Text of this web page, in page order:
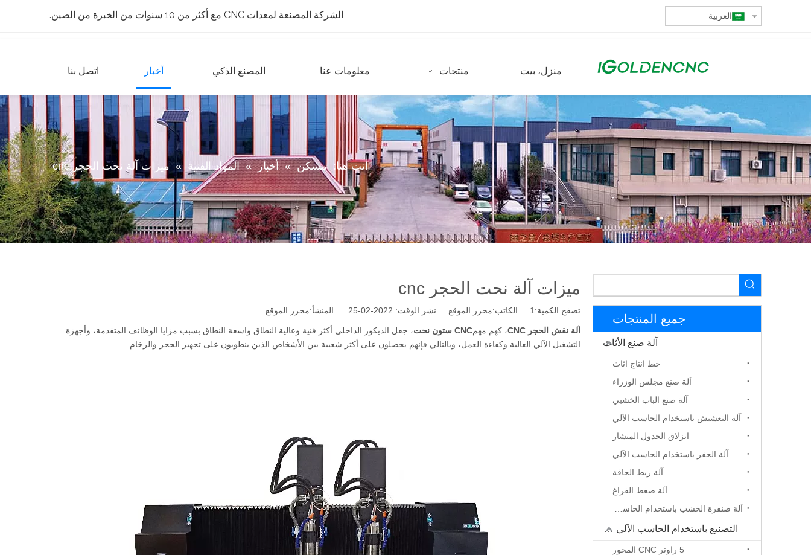
الشركة المصنعة لمعدات CNC مع أكثر من 10 سنوات من الخبرة من الصين. العربية
منزل، بيت منتجات معلومات عنا المصنع الذكي أخبار اتصل بنا
أنت هنا: مسكن » أخبار » المواد الفنية » ميزات آلة نحت الحجر cnc
ميزات آلة نحت الحجر cnc
تصفح الكمية: 1 الكاتب:محرر الموقع نشر الوقت: 2022-02-25 المنشأ: محرر الموقع
آلة نقش الحجر CNC ، كهم مهمCNC ستون نحت
، جعل الديكور الداخلي أكثر فنية وعالية النطاق واسعة النطاق بسبب مزايا الوظائف المتقدمة، وأجهزة
التشغيل الآلي العالية وكفاءة العمل، وبالتالي فإنهم يحصلون على أكثر شعبية بين الأشخاص الذين ينطويون على تجهيز الحجر والرخام.
جميع المنتجات
آلة صنع الأثاث
خط انتاج اثاث
آلة صنع مجلس الوزراء
آلة صنع الباب الخشبي
آلة التعشيش باستخدام الحاسب الآلي
انزلاق الجدول المنشار
آلة الحفر باستخدام الحاسب الآلي
آلة ربط الحافة
آلة ضغط الفراغ
التصنيع باستخدام الحاسب الآلي جهاز التوجيه
5 راوتر CNC المحور